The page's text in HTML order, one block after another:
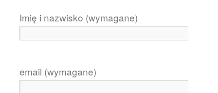
Imię i nazwisko (wymagane)
email (wymagane)